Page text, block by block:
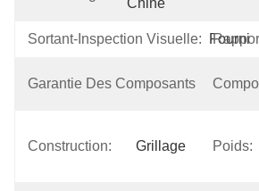
Chine
Sortant-Inspection Visuelle: Fourni
Garantie Des Composants De
Construction: Grillage Poids: